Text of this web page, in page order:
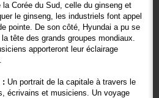
Corée du Sud, celle du ginseng et
le ginseng, les industriels font appel
pointe. De son côté, Hyundai a pu se
tête des grands groupes mondiaux.
apporteront leur éclairage
: Un portrait de la capitale à travers le
écrivains et musiciens. Un voyage